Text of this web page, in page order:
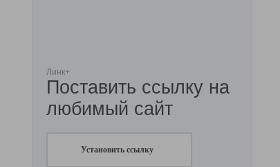
Линк+
Поставить ссылку на
любимый сайт
Установить ссылку